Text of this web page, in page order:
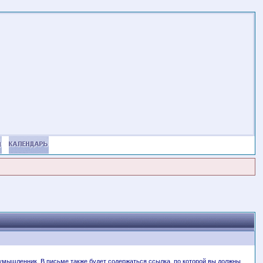
В письме также будет содержаться ссылка, по которой вы должны